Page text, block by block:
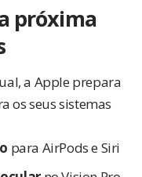
próxima
a Apple prepara
os seus sistemas
para AirPods e Siri